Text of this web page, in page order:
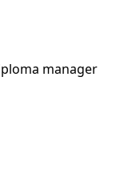
manager